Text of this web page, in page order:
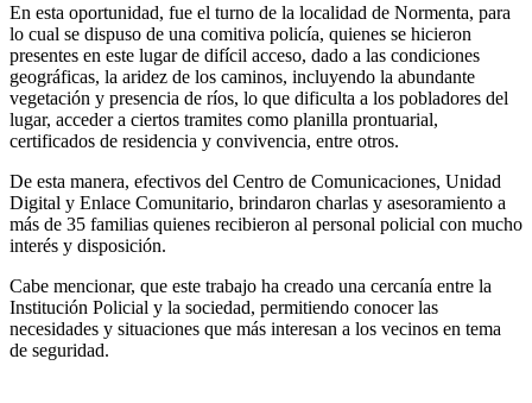
En esta oportunidad, fue el turno de la localidad de Normenta, para
lo cual se dispuso de una comitiva policía, quienes se hicieron
presentes en este lugar de difícil acceso, dado a las condiciones
geográficas, la aridez de los caminos, incluyendo la abundante
vegetación y presencia de ríos, lo que dificulta a los pobladores del
lugar, acceder a ciertos tramites como planilla prontuarial,
certificados de residencia y convivencia, entre otros.
De esta manera, efectivos del Centro de Comunicaciones, Unidad
Digital y Enlace Comunitario, brindaron charlas y asesoramiento a
más de 35 familias quienes recibieron al personal policial con mucho
interés y disposición.
Cabe mencionar, que este trabajo ha creado una cercanía entre la
Institución Policial y la sociedad, permitiendo conocer las
necesidades y situaciones que más interesan a los vecinos en tema
de seguridad.